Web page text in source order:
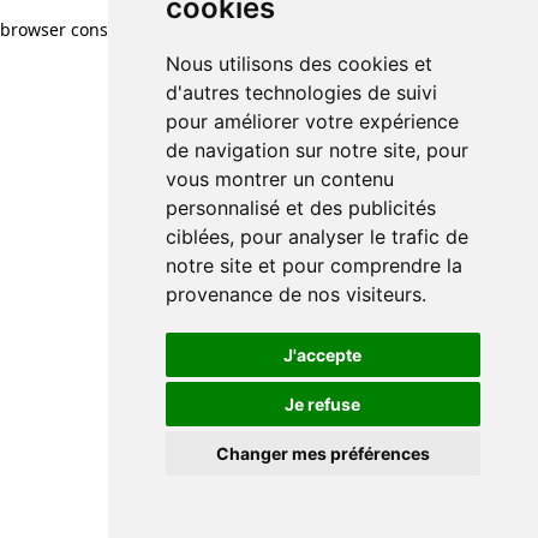
cookies
Nous utilisons des cookies et
d'autres technologies de suivi
pour améliorer votre expérience
de navigation sur notre site, pour
vous montrer un contenu
personnalisé et des publicités
ciblées, pour analyser le trafic de
notre site et pour comprendre la
provenance de nos visiteurs.
J'accepte
Je refuse
Changer mes préférences
browser console for more information)